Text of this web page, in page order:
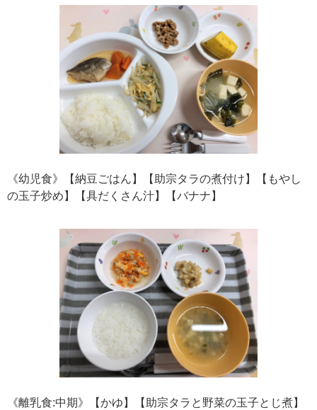
《幼児食》【納豆ごはん】【助宗タラの煮付け】【もやし
の玉子炒め】【具だくさん汁】【バナナ】
《離乳食:中期》【かゆ】【助宗タラと野菜の玉子とじ煮】